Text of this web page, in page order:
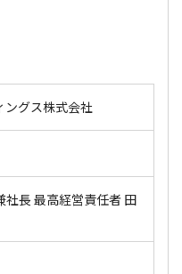
ングス株式会社
社長 最高経営責任者 田